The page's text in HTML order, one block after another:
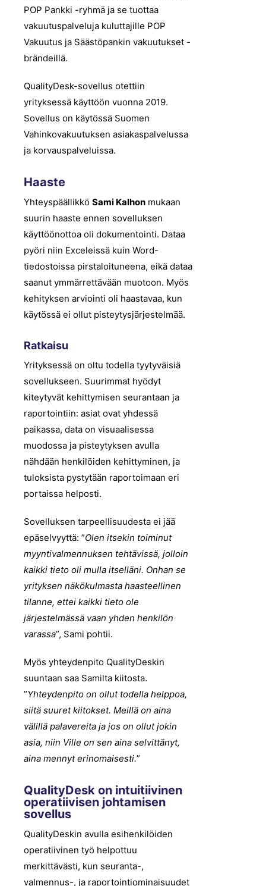
POP Pankki -ryhmä ja se tuottaa
vakuutuspalveluja kuluttajille POP
Vakuutus ja Säästöpankin vakuutukset -
brändeillä.
QualityDesk-sovellus otettiin
yrityksessä käyttöön vuonna 2019.
Sovellus on käytössä Suomen
Vahinkovakuutuksen asiakaspalvelussa
ja korvauspalveluissa.
Haaste
Yhteyspäällikkö Sami Kalhon mukaan
suurin haaste ennen sovelluksen
käyttöönottoa oli dokumentointi. Dataa
pyöri niin Exceleissä kuin Word-
tiedostoissa pirstaloituneena, eikä dataa
saanut ymmärrettävään muotoon. Myös
kehityksen arviointi oli haastavaa, kun
käytössä ei ollut pisteytysjärjestelmää.
Ratkaisu
Yrityksessä on oltu todella tyytyväisiä
sovellukseen. Suurimmat hyödyt
kiteytyvät kehittymisen seurantaan ja
raportointiin: asiat ovat yhdessä
paikassa, data on visuaalisessa
muodossa ja pisteytyksen avulla
nähdään henkilöiden kehittyminen, ja
tuloksista pystytään raportoimaan eri
portaissa helposti.
Sovelluksen tarpeellisuudesta ei jää
epäselvyyttä: ”Olen itsekin toiminut
myyntivalmennuksen tehtävissä, jolloin
kaikki tieto oli mulla itselläni. Onhan se
yrityksen näkökulmasta haasteellinen
tilanne, ettei kaikki tieto ole
järjestelmässä vaan yhden henkilön
varassa”, Sami pohtii.
Myös yhteydenpito QualityDeskin
suuntaan saa Samilta kiitosta.
”Yhteydenpito on ollut todella helppoa,
siitä suuret kiitokset. Meillä on aina
välillä palavereita ja jos on ollut jokin
asia, niin Ville on sen aina selvittänyt,
aina mennyt erinomaisesti.”
QualityDesk on intuitiivinen
operatiivisen johtamisen
sovellus
QualityDeskin avulla esihenkilöiden
operatiivinen työ helpottuu
merkittävästi, kun seuranta-,
valmennus-, ja raportointiominaisuudet